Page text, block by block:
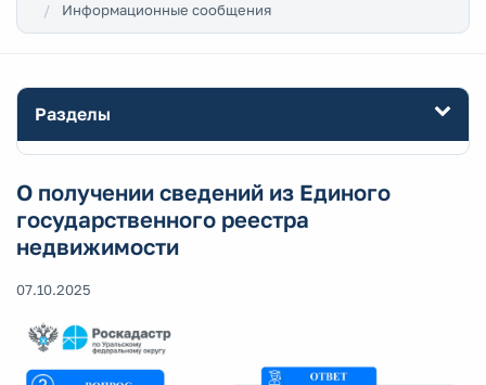
Информационные сообщения
Разделы
О получении сведений из Единого
государственного реестра
недвижимости
07.10.2025